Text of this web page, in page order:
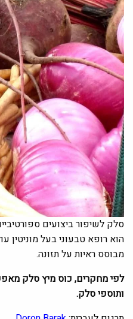
סלק לשיפור ביצועים
הוא רופא טבעוני בעל מוניטין
מבוסס ראיות על תזונה.
לפי מחקרים, כוס מיץ סלק
ותוספי סלק.